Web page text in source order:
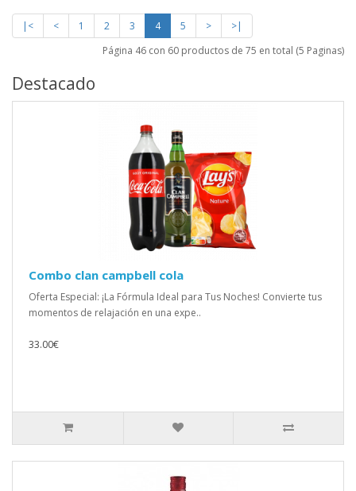
|< < 1 2 3 4 5 >
>|
Página 46 con 60 productos de 75 en total (5 Paginas)
Destacado
Combo clan campbell cola
Oferta Especial: ¡La Fórmula Ideal para Tus Noches! Convierte tus
momentos de relajación en una expe..
33.00€